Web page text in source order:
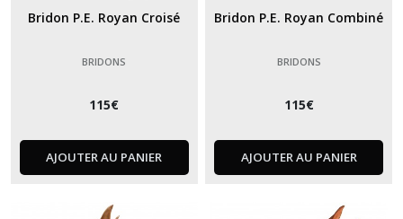
Bridon P.E. Royan Croisé
BRIDONS
115€
AJOUTER AU PANIER
Bridon P.E. Royan Combiné
BRIDONS
115€
AJOUTER AU PANIER